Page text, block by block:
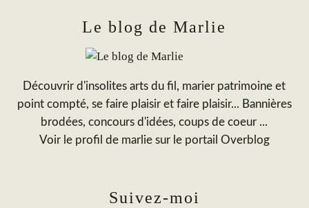
Le blog de Marlie
Découvrir d'insolites arts du fil, marier patrimoine et
point compté, se faire plaisir et faire plaisir... Bannières
brodées, concours d'idées, coups de coeur ...
Voir le profil de marlie sur le portail Overblog
Suivez-moi